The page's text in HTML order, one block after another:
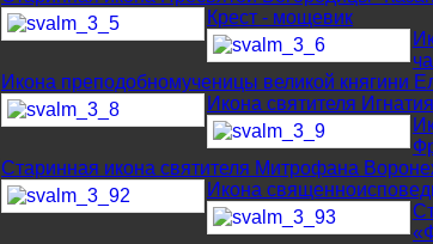
Крест - мощевик
Икона преподобномученицы великой княгини
Икона святителя Игнатия
Старинная икона святителя Митрофана
Икона